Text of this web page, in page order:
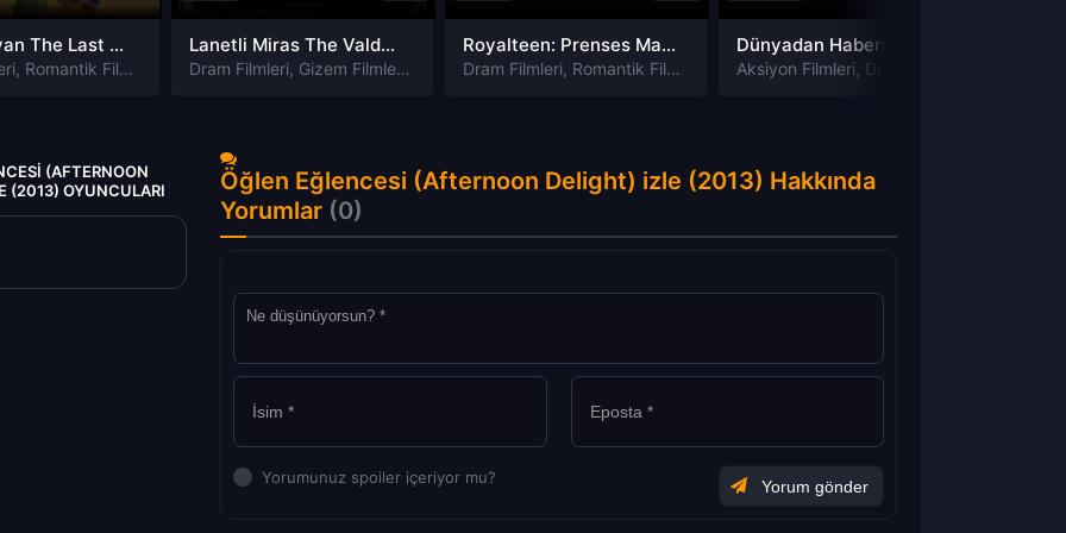
Aşk ve isyan The Last Parasido izle
, Romantik Filmleri
Lanetli Miras The Valdemar Legacy izle
Dram Filmleri, Gizem Filmleri , Korku Filmleri
Royalteen: Prenses Margrethe izle
Dram Filmleri, Romantik Filmleri Aksiyon Filmleri Dram Filmleri
(AFTERNOON
(2013) OYUNCULARI
Öğlen Eğlencesi (Afternoon Delight) izle (2013) Hakkında
Yorumlar (0)
Yorumunuz spoiler içeriyor mu?